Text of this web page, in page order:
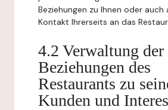
Beziehungen zu Ihnen oder
Kontakt Ihrerseits an das
4.2 Verwaltung der
Beziehungen des
Restaurants zu
Kunden und